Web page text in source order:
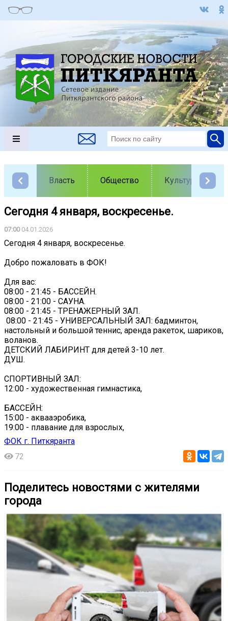
Власть Общество Культура
Сегодня 4 января, воскресенье.
07:0004.01.2026
Сегодня 4 января, воскресенье.
Добро пожаловать в ФОК!
Для вас:
08:00 - 21:45 - БАССЕЙН.
08:00 - 21:00 - САУНА.
08:00 - 21:45 - ТРЕНАЖЕРНЫЙ ЗАЛ.
‍ 08:00 - 21:45 - УНИВЕРСАЛЬНЫЙ ЗАЛ: бадминтон,
настольный и большой теннис, аренда ракеток, шариков,
воланов.
ДЕТСКИЙ ЛАБИРИНТ для детей 3-10 лет.
ДУШ.
СПОРТИВНЫЙ ЗАЛ:
12:00 - художественная гимнастика,
БАССЕЙН:
15:00 - аквааэробика,
19:00 - плавание для взрослых,
ФОК г. Питкяранта
72
Поделитесь новостями с жителями
города